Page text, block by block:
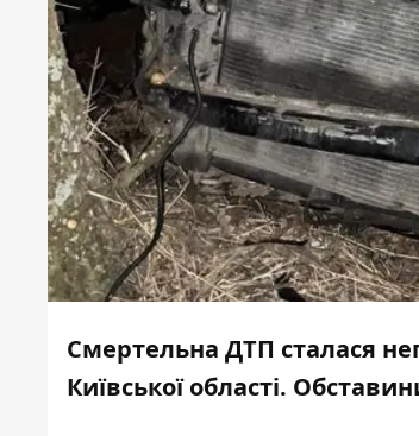
Смертельна ДТП сталася
Київської області.